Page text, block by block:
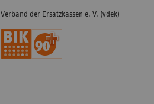
Verband der Ersatzkassen e. V. (vdek)